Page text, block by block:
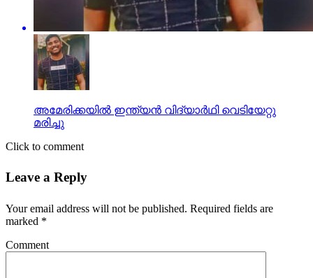
അമേരിക്കയില്‍ ഇന്ത്യന്‍ വിദ്യാര്‍ഥി വെടിയേറ്റു
മരിച്ചു
Click to comment
Leave a Reply
Your email address will not be published. Required fields are
marked *
Comment